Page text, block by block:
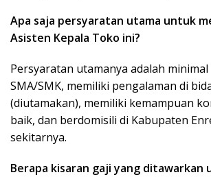
Apa saja persyaratan utama untuk
Asisten Kepala Toko ini?
Persyaratan utamanya adalah
SMA/SMK, memiliki pengalaman di
(diutamakan), memiliki kemampuan
baik, dan berdomisili di Kabupaten
sekitarnya.
Berapa kisaran gaji yang ditawarkan